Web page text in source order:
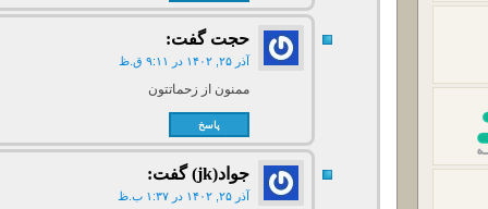
حجت گفت:
آذر ۲۵, ۱۴۰۲ در ۹:۱۱ ق.ظ
ممنون از زحماتتون
پاسخ
جواد(jk) گفت:
آذر ۲۵, ۱۴۰۲ در ۱:۳۷ ب.ظ